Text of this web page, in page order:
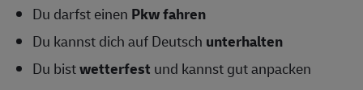
Du darfst einen Pkw fahren
Du kannst dich auf Deutsch unterhalten
Du bistwetterfest und kannst gut anpacken